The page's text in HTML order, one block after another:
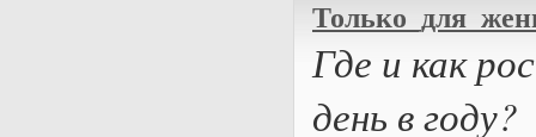
Где и как
день в году?